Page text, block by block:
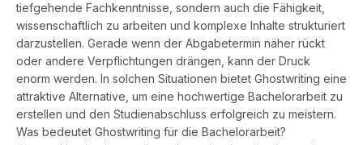
tiefgehende Fachkenntnisse, sondern auch die Fähigkeit,
wissenschaftlich zu arbeiten und komplexe Inhalte strukturiert
darzustellen. Gerade wenn der Abgabetermin näher rückt
oder andere Verpflichtungen drängen, kann der Druck
enorm werden. In solchen Situationen bietet Ghostwriting eine
attraktive Alternative, um eine hochwertige Bachelorarbeit zu
erstellen und den Studienabschluss erfolgreich zu meistern.
Was bedeutet Ghostwriting für die Bachelorarbeit?